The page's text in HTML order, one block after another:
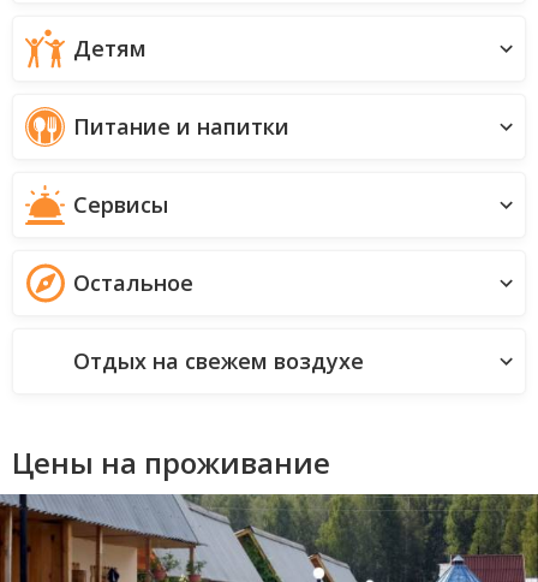
Детям
Питание и напитки
Сервисы
Остальное
Отдых на свежем воздухе
Цены на проживание